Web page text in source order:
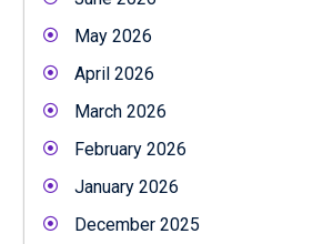
May 2026
April 2026
March 2026
February 2026
January 2026
December 2025